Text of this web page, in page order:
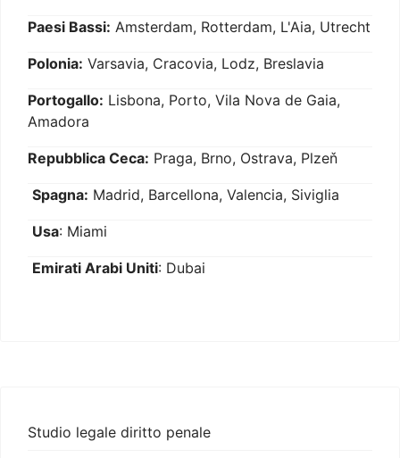
Paesi Bassi: Amsterdam, Rotterdam, L'Aia, Utrecht
Polonia: Varsavia, Cracovia, Lodz, Breslavia
Portogallo: Lisbona, Porto, Vila Nova de Gaia,
Amadora
Repubblica Ceca: Praga, Brno, Ostrava, Plzeň
Spagna: Madrid, Barcellona, Valencia, Siviglia
Usa: Miami
Emirati Arabi Uniti: Dubai
Studio legale diritto penale